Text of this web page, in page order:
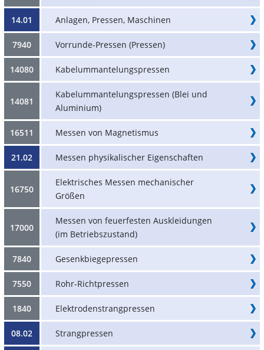
14.01 Anlagen, Pressen, Maschinen
7940 Vorrunde-Pressen (Pressen)
14080 Kabelummantelungspressen
14081
Kabelummantelungspressen (Blei und
Aluminium)
16511 Messen von Magnetismus
21.02 Messen physikalischer Eigenschaften
16750
Elektrisches Messen mechanischer
Größen
17000
Messen von feuerfesten Auskleidungen
(im Betriebszustand)
7840 Gesenkbiegepressen
7550 Rohr-Richtpressen
1840 Elektrodenstrangpressen
08.02 Strangpressen